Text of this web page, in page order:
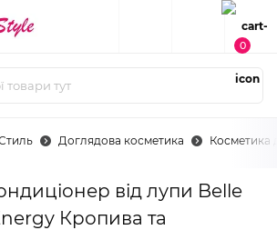
0
Доглядова косметика Косметика
від лупи Belle
Кропива та